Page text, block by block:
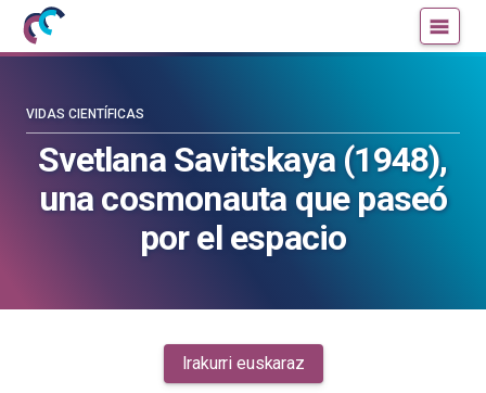
Mujeres
con
Cultura
Científica
blog
Cultura
Científica
Svetlana Savitskaya (1948),
una cosmonauta que paseó
por el espacio
VIDAS CIENTÍFICAS
Irakurri euskaraz